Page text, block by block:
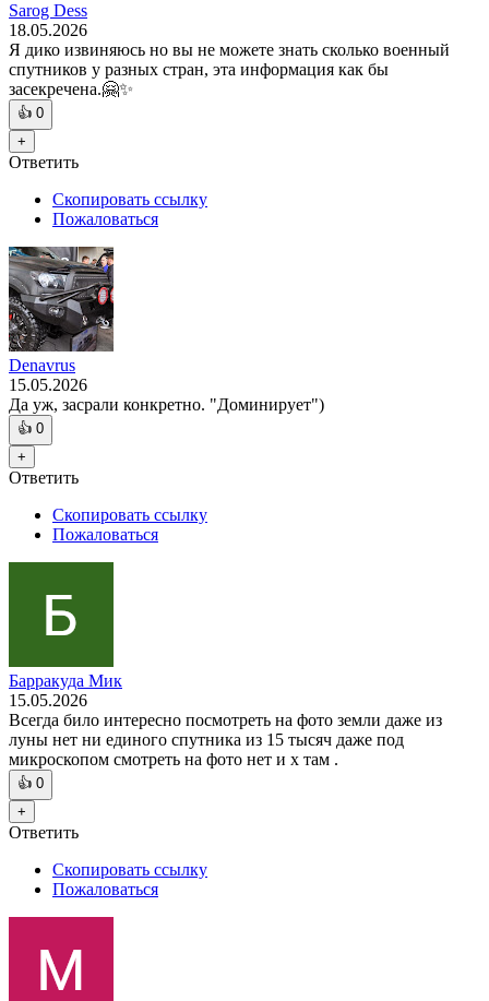
Sarog Dess
18.05.2026
Я дико извиняюсь но вы не можете знать сколько военный
спутников у разных стран, эта информация как бы
засекречена.🤗✨
👍 0
+
Ответить
Скопировать ссылку
Пожаловаться
Denavrus
15.05.2026
Да уж, засрали конкретно. "Доминирует")
👍 0
+
Ответить
Скопировать ссылку
Пожаловаться
Барракуда Мик
15.05.2026
Всегда било интересно посмотреть на фото земли даже из
луны нет ни единого спутника из 15 тысяч даже под
микроскопом смотреть на фото нет и х там .
👍 0
+
Ответить
Скопировать ссылку
Пожаловаться